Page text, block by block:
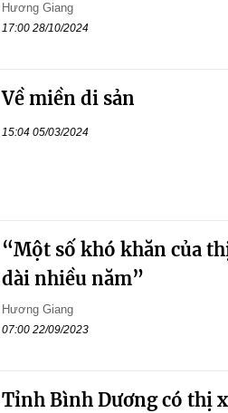
Hương Giang
17:00 28/10/2024
Về miền di sản
15:04 05/03/2024
“Một số khó khăn của
dài nhiều năm”
Hương Giang
07:00 22/09/2023
Tỉnh Bình Dương có thị